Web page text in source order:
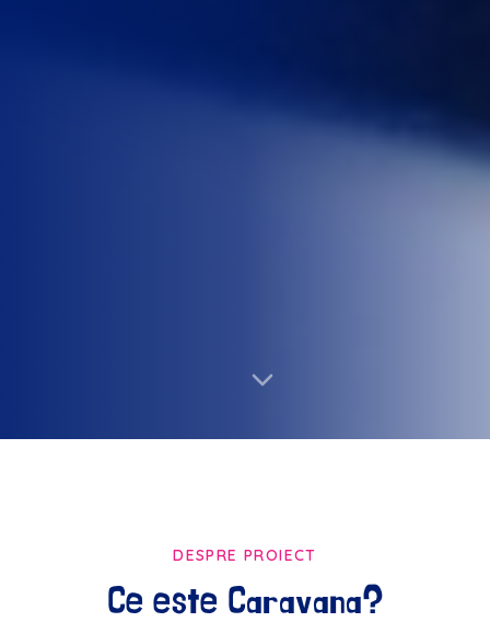
DESPRE PROIECT
Ce este Caravana?